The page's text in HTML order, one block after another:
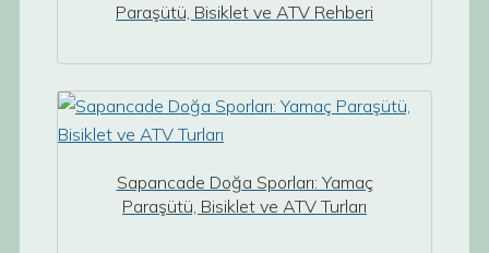
Paraşütü, Bisiklet ve ATV Rehberi
Sapancade Doğa Sporları: Yamaç
Paraşütü, Bisiklet ve ATV Turları